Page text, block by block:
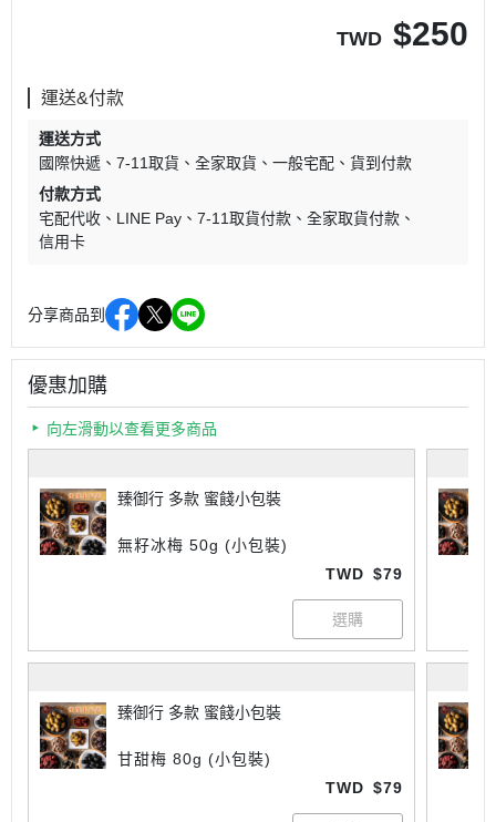
TWD $250
運送&付款
運送方式
國際快遞
7-11取貨 全家取貨 一般宅配
貨到付款
付款方式
宅配代收
LINE Pay 7-11取貨付款
全家取貨付款
信用卡
分享商品到
優惠加購
向左滑動以查看更多商品
臻御行 多款 蜜餞小包裝
無籽冰梅 50g (小包裝)
TWD $79
臻御行 多款 蜜餞小包裝
甘甜梅 80g (小包裝)
TWD $79